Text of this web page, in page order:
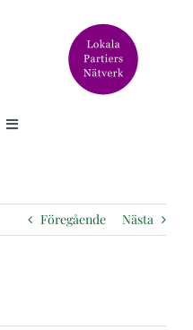
Älska Svedala står för
Föregående Nästa